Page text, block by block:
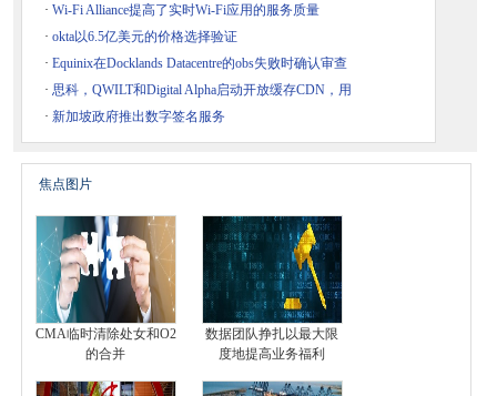
· Wi-Fi Alliance提高了实时Wi-Fi应用的服务质量
· okta以6.5亿美元的价格选择验证
· Equinix在Docklands Datacentre的obs失败时确认审查
· 思科，QWILT和Digital Alpha启动开放缓存CDN，用
· 新加坡政府推出数字签名服务
焦点图片
CMA临时清除处女和O2
的合并
数据团队挣扎以最大限
度地提高业务福利